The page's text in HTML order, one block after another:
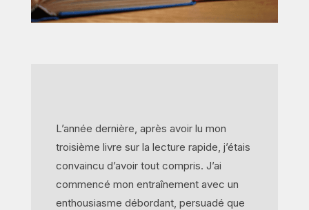
L’année dernière, après avoir lu mon
troisième livre sur la lecture rapide, j’étais
convaincu d’avoir tout compris. J’ai
commencé mon entraînement avec un
enthousiasme débordant, persuadé que